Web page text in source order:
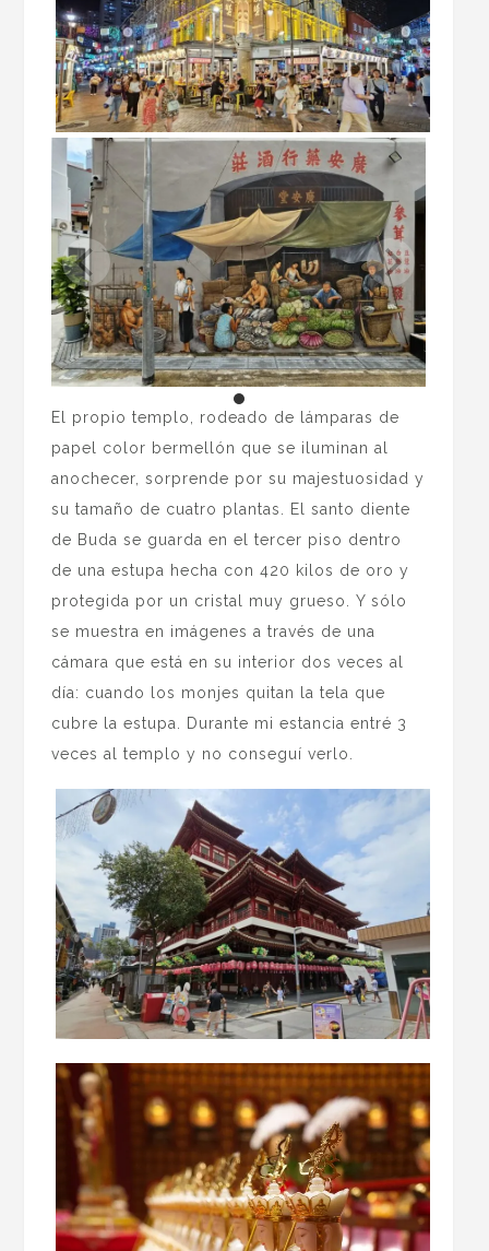
El propio templo, rodeado de lámparas de
papel color bermellón que se iluminan al
anochecer, sorprende por su majestuosidad y
su tamaño de cuatro plantas. El santo diente
de Buda se guarda en el tercer piso dentro
de una estupa hecha con 420 kilos de oro y
protegida por un cristal muy grueso. Y sólo
se muestra en imágenes a través de una
cámara que está en su interior dos veces al
día: cuando los monjes quitan la tela que
cubre la estupa. Durante mi estancia entré 3
veces al templo y no conseguí verlo.